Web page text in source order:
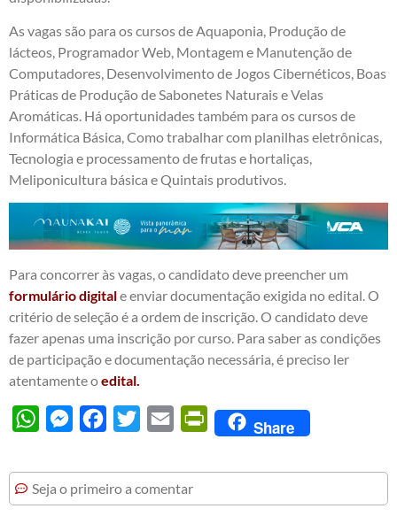
As vagas são para os cursos de Aquaponia, Produção de
lácteos, Programador Web, Montagem e Manutenção de
Computadores, Desenvolvimento de Jogos Cibernéticos, Boas
Práticas de Produção de Sabonetes Naturais e Velas
Aromáticas. Há oportunidades também para os cursos de
Informática Básica, Como trabalhar com planilhas eletrônicas,
Tecnologia e processamento de frutas e hortaliças,
Meliponicultura básica e Quintais produtivos.
Para concorrer às vagas, o candidato deve preencher um
formulário digitale enviar documentação exigida no edital. O
critério de seleção é a ordem de inscrição. O candidato deve
fazer apenas uma inscrição por curso. Para saber as condições
de participação e documentação necessária, é preciso ler
atentamente oedital.
WhatsAppMessengerFacebook
Twitter Email PrintFriendly
Share
Seja o primeiro a comentar